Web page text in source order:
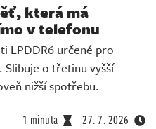
která má
v telefonu
LPDDR6 určené pro
o třetinu vyšší
nižší spotřebu.
1 minuta 27. 7. 2026